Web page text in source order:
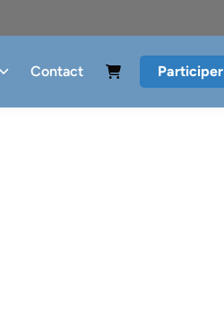
Contact Participer